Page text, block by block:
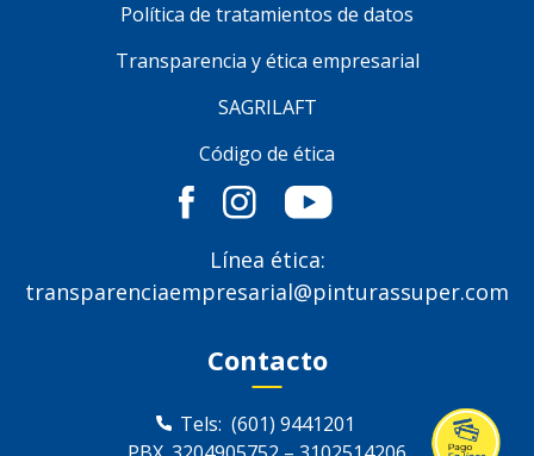
Política de tratamientos de datos
Transparencia y ética empresarial
SAGRILAFT
Código de ética
Línea ética:
transparenciaempresarial@pinturassuper.com
Contacto
Tels: (601) 9441201